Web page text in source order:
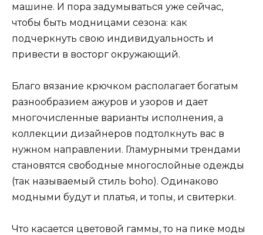
машине. И пора задумываться уже сейчас,
чтобы быть модницами сезона: как
подчеркнуть свою индивидуальность и
привести в восторг окружающий.
Благо вязание крючком располагает богатым
разнообразием ажуров и узоров и дает
многочисленные варианты исполнения, а
коллекции дизайнеров подтолкнуть вас в
нужном направлении. Гламурными трендами
становятся свободные многослойные одежды
(так называемый стиль boho). Одинаково
модными будут и платья, и топы, и свитерки.
Что касается цветовой гаммы, то на пике моды